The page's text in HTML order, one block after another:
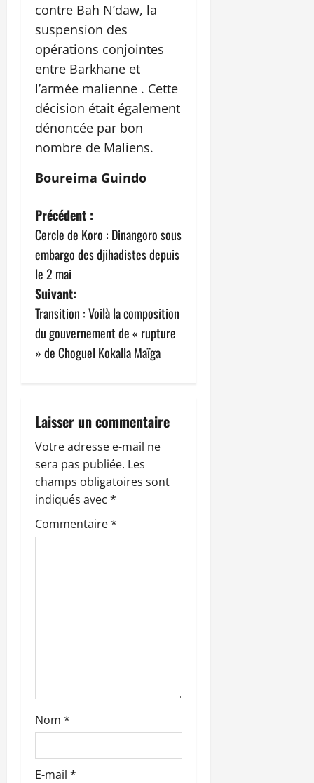
contre Bah N’daw, la
suspension des
opérations conjointes
entre Barkhane et
l’armée malienne . Cette
décision était également
dénoncée par bon
nombre de Maliens.
Boureima Guindo
N
a
v
i
g
a
i
o
n
d
’
c
l
Précédent :
Cercle de Koro : Dinangoro sous
embargo des djihadistes depuis
le 2 mai
Suivant:
Transition : Voilà la composition
du gouvernement de « rupture
» de Choguel Kokalla Maïga
Laisser un commentaire
Votre adresse e-mail ne
sera pas publiée. Les
champs obligatoires sont
indiqués avec *
Commentaire*
Nom *
E-mail *